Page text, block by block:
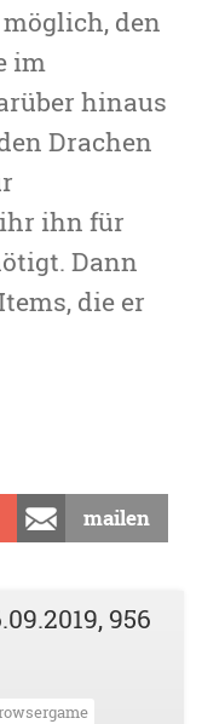
den
im
hinaus
Drachen
ihn für
Dann
die er
mailen
, 956